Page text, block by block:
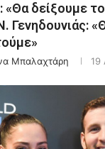
«Θα δείξουμε
Γενηδουνιάς:
Μπαλαχτάρη 19